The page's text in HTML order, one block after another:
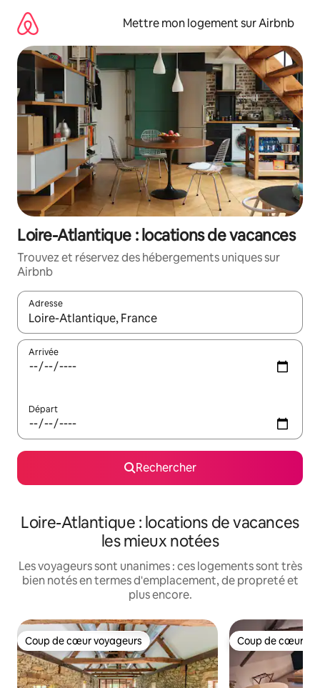
directement
contenu
Mettre mon logement sur Airbnb
Loire-Atlantique : locations de vacances
Trouvez et réservez des hébergements uniques sur
Airbnb
Adresse
Lorsque les résultats s'affichent, utilisez les flèches vers le
Arrivée
Départ
Rechercher
Loire-Atlantique : locations de vacances
les mieux notées
Les voyageurs sont unanimes : ces logements sont très
bien notés en termes d'emplacement, de propreté et
plus encore.
Coup de cœur voyageurs
Coup de cœur voyageurs Coup de cœur
Coup de cœur